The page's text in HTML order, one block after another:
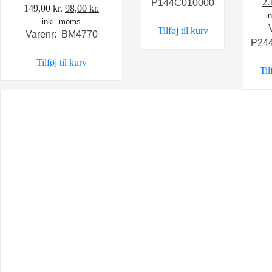
149,00kr. Den
oprindelige
pris
149,00 kr..
98,00 kr.
inkl. moms
Varenr: BM4770
Tilføj til kurv
P144C010000
Tilføj til kurv